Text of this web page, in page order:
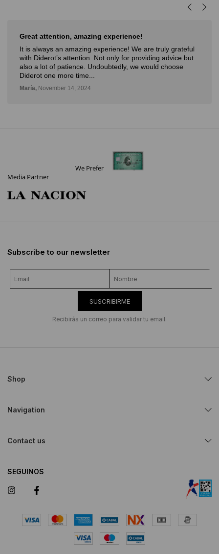
Muy buena experiencia
Muy buena experiencia. Diderot es una excelente y
novedosa forma de poder ver, aprender, comprar arte y
con la posibilidad de probarlo. Me fue muy bien!
Deli,September 12, 2024
We Prefer
Media Partner
Subscribe to our newsletter
SUSCRIBIRME
Recibirás un correo para validar tu email.
Shop
Navigation
Contact us
SEGUINOS